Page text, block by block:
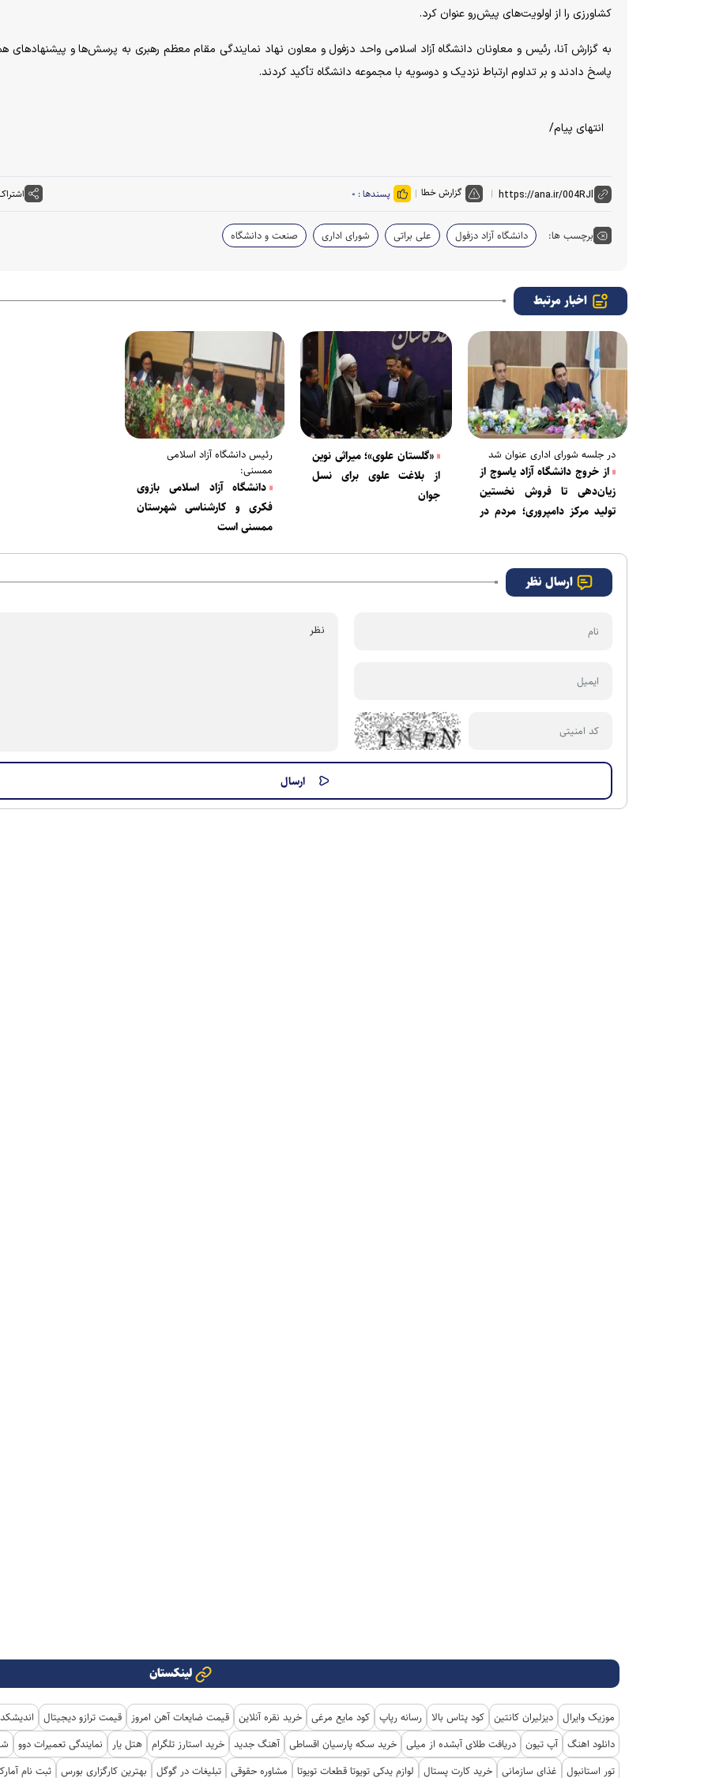
کشاورزی را از اولویت‌های پیش‌رو عنوان کرد.
به گزارش آنا، رئیس و معاونان دانشگاه آزاد اسلامی واحد دزفول و معاون نهاد نمایندگی مقام معظم رهبری به پرسش‌ها و پیشنهاد‌های
پاسخ دادند و بر تداوم ارتباط نزدیک و دوسویه با مجموعه دانشگاه تأکید کردند.
انتهای پیام/
گزارش خطا پسندها : ۰
برچسب ها: دانشگاه آزاد دزفول علی براتی شورای اداری صنعت و دانشگاه
اخبار مرتبط
در جلسه شورای اداری عنوان شد
از خروج دانشگاه آزاد یاسوج از
زیان‌دهی تا فروش نخستین
تولید مرکز دامپروری؛ مردم در
«گلستان علوی»؛ میراثی نوین
از بلاغت علوی برای نسل
جوان
رئیس دانشگاه آزاد اسلامی
ممسنی:
دانشگاه آزاد اسلامی بازوی
فکری و کارشناسی شهرستان
ممسنی است
ارسال نظر
لینکستان
موزیک وایرال دیزلیران کانتین کود پتاس بالا رسانه رپاپ کود مایع مرغی خرید نقره آنلاین قیمت ضایعات آهن امروز قیمت ترازو دیجیتال
دانلود اهنگ آپ تیون دریافت طلای آبشده از میلی خرید سکه پارسیان اقساطی آهنگ جدید خرید استارز تلگرام هتل یار نمایندگی تعمیرات دوو
تور استانبول
غذای سازمانی خرید کارت پستال لوازم یدکی تویوتا قطعات تویوتا مشاوره حقوقی تبلیغات در گوگل بهترین کارگزاری بورس ثبت نام